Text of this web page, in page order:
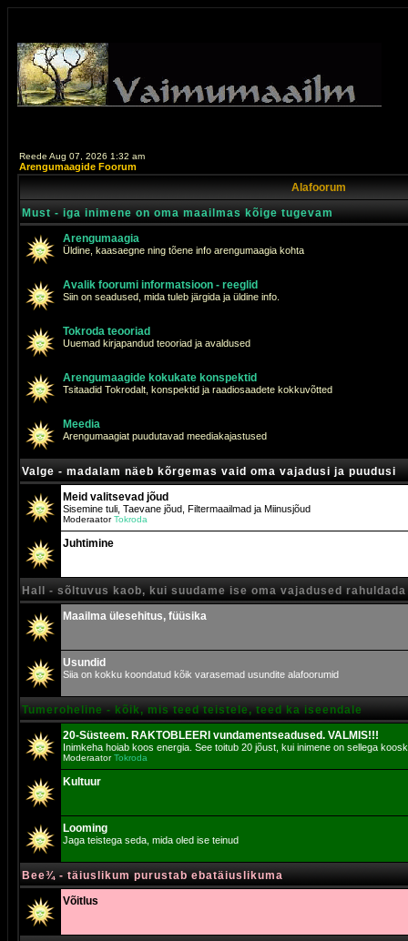
Reede Aug 07, 2026 1:32 am
Arengumaagide Foorum
Alafoorum
Must - iga inimene on oma maailmas kõige tugevam
Arengumaagia
Üldine, kaasaegne ning tõene info arengumaagia kohta
Avalik foorumi informatsioon - reeglid
Siin on seadused, mida tuleb järgida ja üldine info.
Tokroda teooriad
Uuemad kirjapandud teooriad ja avaldused
Arengumaagide kokukate konspektid
Tsitaadid Tokrodalt, konspektid ja raadiosaadete kokkuvõtted
Meedia
Arengumaagiat puudutavad meediakajastused
Valge - madalam näeb kõrgemas vaid oma vajadusi ja puudusi
Meid valitsevad jõud
Sisemine tuli, Taevane jõud, Filtermaailmad ja Miinusjõud
ModeraatorTokroda
Juhtimine
Hall - sõltuvus kaob, kui suudame ise oma vajadused rahuldada
Maailma ülesehitus, füüsika
Usundid
Siia on kokku koondatud kõik varasemad usundite alafoorumid
Tumeroheline - kõik, mis teed teistele, teed ka iseendale
20-Süsteem. RAKTOBLEERI vundamentseadused. VALMIS!!!
Inimkeha hoiab koos energia. See toitub 20 jõust, kui inimene on sellega
ModeraatorTokroda
Kultuur
Looming
Jaga teistega seda, mida oled ise teinud
Bee¾ - täiuslikum purustab ebatäiuslikuma
Võitlus